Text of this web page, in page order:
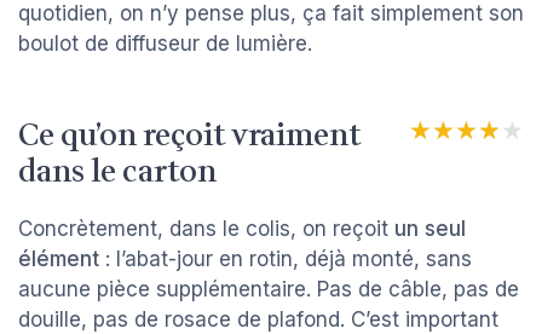
quotidien, on n’y pense plus, ça fait simplement son
boulot de diffuseur de lumière.
Ce qu’on reçoit vraiment
dans le carton
★★★★★
★★★★★
Concrètement, dans le colis, on reçoit un seul
élément : l’abat-jour en rotin, déjà monté, sans
aucune pièce supplémentaire. Pas de câble, pas de
douille, pas de rosace de plafond. C’est important